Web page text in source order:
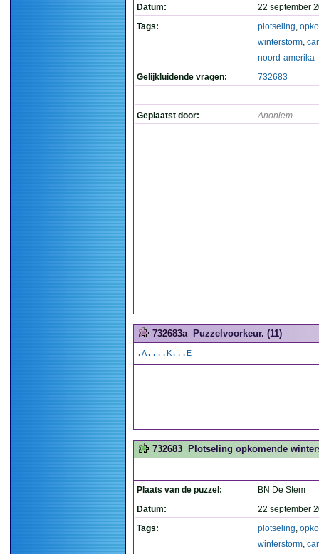
Datum:
22 september
Tags:
plotseling,
winterstorm,
noord-amerika
Gelijkluidende vragen:
732683
Geplaatst door: Anoniem
732683a Puzzelvoorkeur. (11)
.A....K...E
732683 Plotseling opkomende
Plaats van de puzzel:
BN De Stem
Datum:
22 september
Tags:
plotseling,
winterstorm,